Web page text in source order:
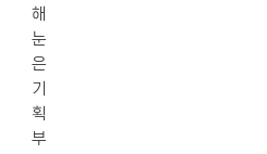
해
눈
은
기
획
부